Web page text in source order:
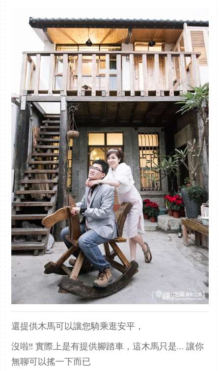
還提供木馬可以讓您騎乘逛安平，
沒啦!! 實際上是有提供腳踏車，這木馬只是… 讓你
無聊可以搖一下而已